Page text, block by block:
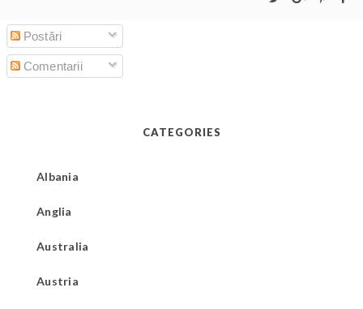
Postări
Comentarii
CATEGORIES
Albania
Anglia
Australia
Austria